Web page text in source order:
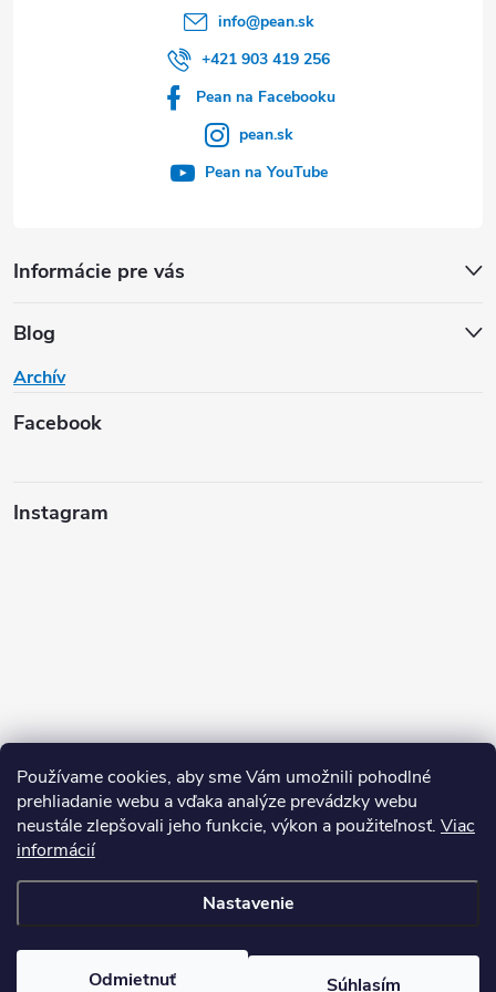
Používame cookies, aby sme Vám umožnili pohodlné
prehliadanie webu a vďaka analýze prevádzky webu
neustále zlepšovali jeho funkcie, výkon a použiteľnosť. Viac
informácií
Nastavenie
Odmietnuť Súhlasím
Informácie pre vás
Blog
Archív
Facebook
info@pean.sk
+421 903 419 256
Pean na Facebooku
pean.sk
Pean na YouTube
Instagram
Sledovať na Instagrame
. Všetky práva vyhradené.